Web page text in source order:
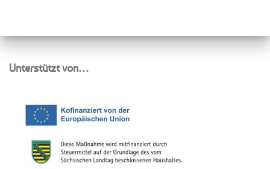
Unterstützt von…